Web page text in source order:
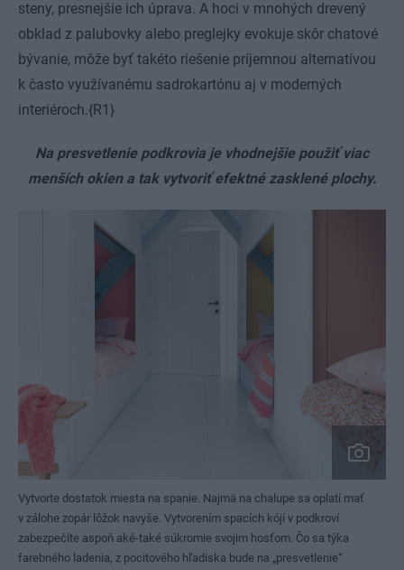
steny, presnejšie ich úprava. A hoci v mnohých drevený
obklad z palubovky alebo preglejky evokuje skôr chatové
bývanie, môže byť takéto riešenie príjemnou alternatívou
k často využívanému sadrokartónu aj v moderných
interiéroch.{R1}
Na presvetlenie podkrovia je vhodnejšie použiť viac
menších okien a tak vytvoriť efektné zasklené plochy.
Vytvorte dostatok miesta na spanie. Najmä na chalupe sa oplatí mať
v zálohe zopár lôžok navyše. Vytvorením spacích kójí v podkroví
zabezpečíte aspoň aké-také súkromie svojim hosťom. Čo sa týka
farebného ladenia, z pocitového hľadiska bude na „presvetlenie“